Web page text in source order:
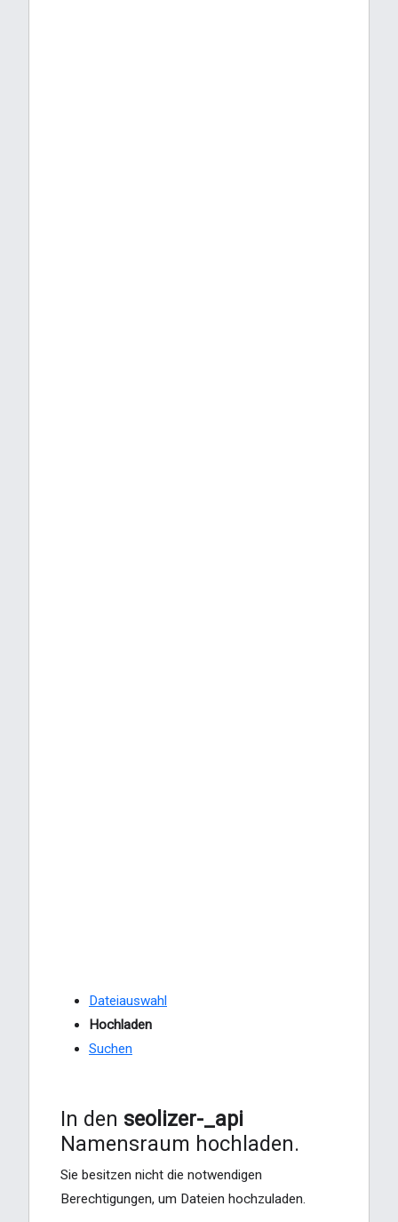
Dateiauswahl
Hochladen
Suchen
In den seolizer-_api
Namensraum hochladen.
Sie besitzen nicht die notwendigen
Berechtigungen, um Dateien hochzuladen.